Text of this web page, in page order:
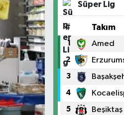
Süper Lig
# Takım
1 Amed
2
3
4
5 Beşiktaş